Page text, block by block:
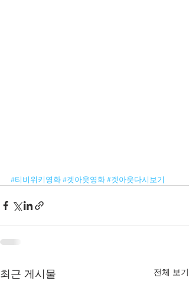
#티비위키영화 #겟아웃영화 #겟아웃다시보기
최근 게시물 전체 보기